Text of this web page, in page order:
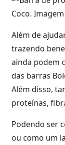
Além de
trazendo
ainda podem
das barras
Além disso,
proteínas,
Podendo ser
ou como um